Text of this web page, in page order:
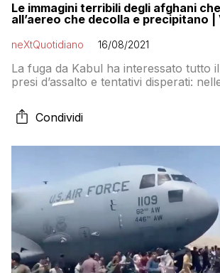
Le immagini terribili degli afghani
all’aereo che decolla e precipitano |
neXtQuotidiano 16/08/2021
La fuga da Kabul ha interessato tutto
presi d’assalto e tentativi disperati:
Condividi